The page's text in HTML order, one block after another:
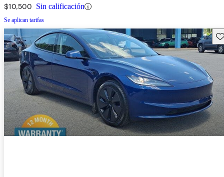
$10,500 Sin calificación
Se aplican tarifas